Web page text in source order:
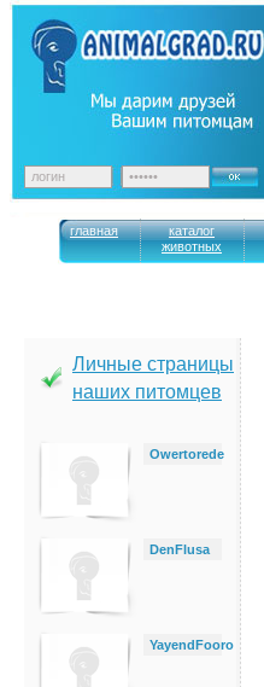
главная
каталог
животных
Личные страницы
наших питомцев
Owertorede
DenFlusa
YayendFooro